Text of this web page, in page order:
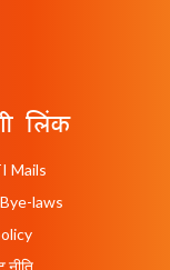
लिंक
Mails
laws